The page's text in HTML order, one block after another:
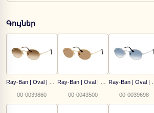
Գույներ
00-0039860 00-0043500 00-0039698